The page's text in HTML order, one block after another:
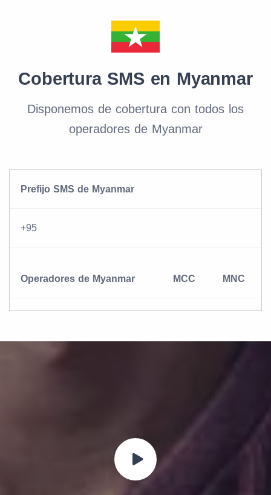
Cobertura SMS en Myanmar
Disponemos de cobertura con todos los
operadores de Myanmar
Prefijo SMS de Myanmar
+95
Operadores de Myanmar MCC MNC